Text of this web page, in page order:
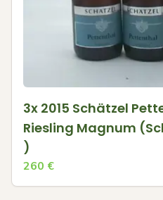
3x 2015 Schätzel
Riesling Magnum
)
260 €